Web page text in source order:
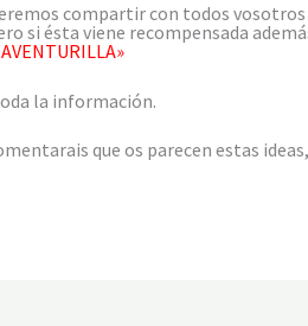
compartir con todos vosotros
si ésta viene recompensada
la información.
que os parecen estas